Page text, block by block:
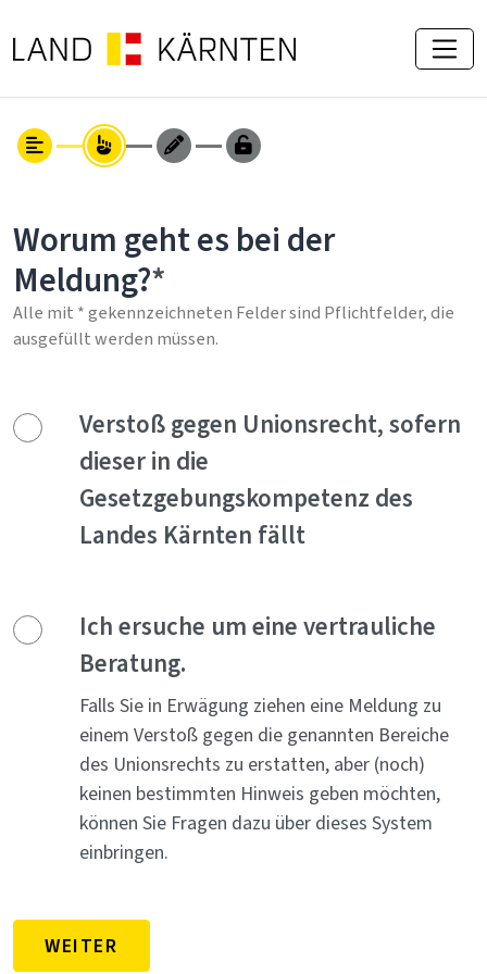
Worum geht es bei der
Meldung?
Alle mit * gekennzeichneten Felder sind Pflichtfelder, die
ausgefüllt werden müssen.
Verstoß gegen Unionsrecht, sofern
dieser in die
Gesetzgebungskompetenz des
Landes Kärnten fällt
Ich ersuche um eine vertrauliche
Beratung.
Falls Sie in Erwägung ziehen eine Meldung zu
einem Verstoß gegen die genannten Bereiche
des Unionsrechts zu erstatten, aber (noch)
keinen bestimmten Hinweis geben möchten,
können Sie Fragen dazu über dieses System
einbringen.